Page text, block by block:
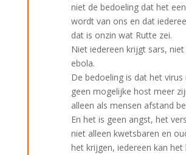
niet de bedoeling dat het
wordt van ons en dat
dat is onzin wat Rutte zei.
Niet iedereen krijgt sars,
ebola.
De bedoeling is dat het
geen mogelijke host meer
alleen als mensen afstand
En het is geen angst, het
niet alleen kwetsbaren en
het krijgen, iedereen kan het